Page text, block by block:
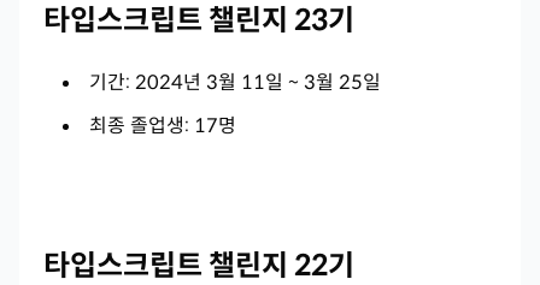
타입스크립트 챌린지 23기
기간: 2024년 3월 11일 ~ 3월 25일
최종 졸업생: 17명
타입스크립트 챌린지 22기